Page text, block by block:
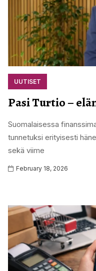
UUTISET
Pasi Turtio –
Suomalaisessa
tunnetuksi erityisesti
sekä viime
February 18, 2026